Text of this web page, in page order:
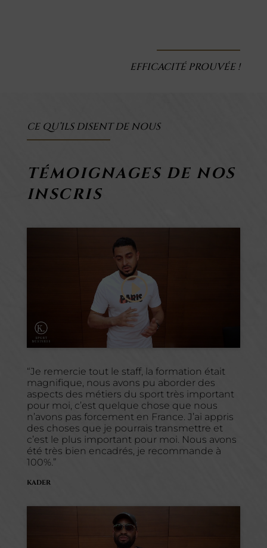
EFFICACITÉ PROUVÉE !
CE QU’ILS DISENT DE NOUS
TÉMOIGNAGES DE NOS
INSCRIS
Cliquez pour accepter les cookies
marketing et activer ce contenu
“Je remercie tout le staff, la formation était
magnifique, nous avons pu aborder des
aspects des métiers du sport très important
pour moi, c’est quelque chose que nous
n’avons pas forcement en France. J’ai appris
des choses que je pourrais transmettre et
c’est le plus important pour moi. Nous avons
été très bien encadrés, je recommande à
100%.”
KADER